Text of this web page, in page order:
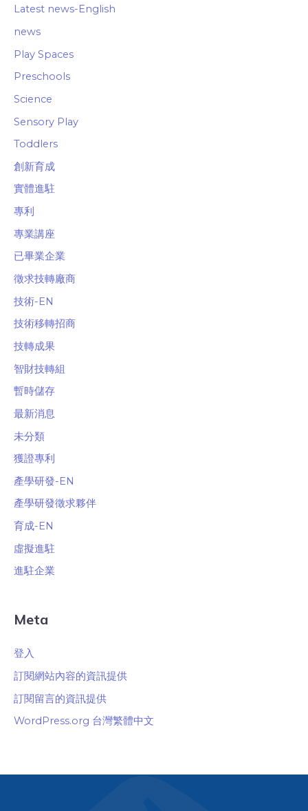
Latest news-English
news
Play Spaces
Preschools
Science
Sensory Play
Toddlers
創新育成
實體進駐
專利
專業講座
已畢業企業
徵求技轉廠商
技術-EN
技術移轉招商
技轉成果
智財技轉組
暫時儲存
最新消息
未分類
獲證專利
產學研發-EN
產學研發徵求夥伴
育成-EN
虛擬進駐
進駐企業
Meta
登入
訂閱網站內容的資訊提供
訂閱留言的資訊提供
WordPress.org 台灣繁體中文